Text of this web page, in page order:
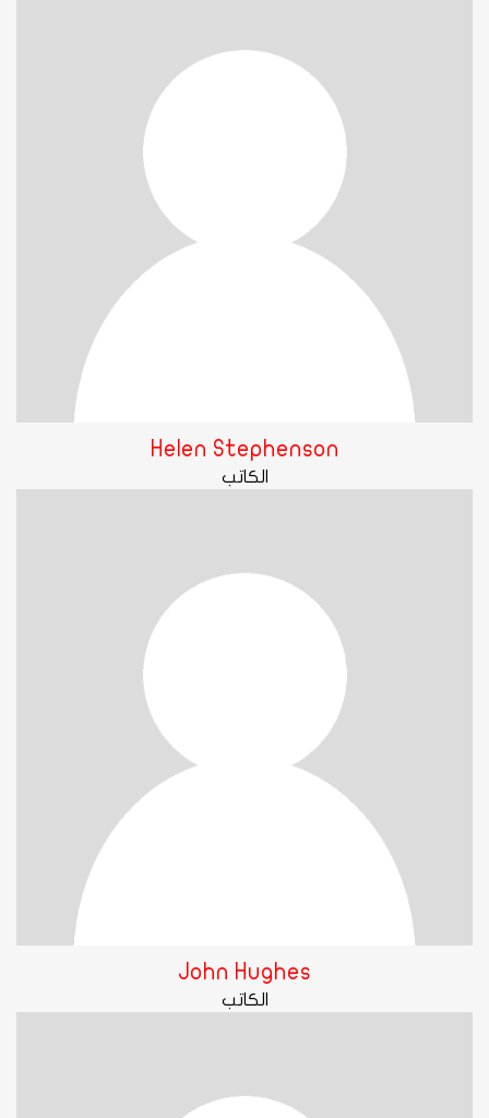
Helen Stephenson
الكاتب
John Hughes
الكاتب